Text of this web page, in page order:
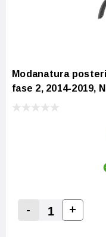
Modanatura
fase 2, 2014-2019,
Decrease
- +